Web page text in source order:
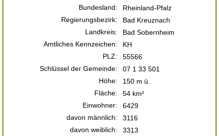
Bundesland:
Rheinland-Pfalz
Regierungsbezirk:
Bad Kreuznach
Landkreis:
Bad Sobernheim
Amtliches Kennzeichen:
KH
PLZ:
55566
Schlüssel der Gemeinde:
07 1 33 501
Höhe:
150 m ü.
Fläche:
54 km²
Einwohner:
6429
davon männlich:
3116
davon weiblich:
3313